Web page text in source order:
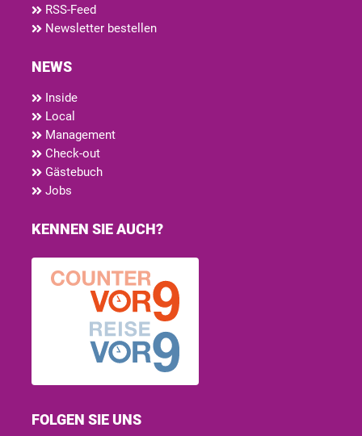
RSS-Feed
Newsletter bestellen
NEWS
Inside
Local
Management
Check-out
Gästebuch
Jobs
KENNEN SIE AUCH?
FOLGEN SIE UNS